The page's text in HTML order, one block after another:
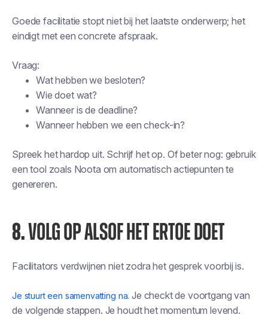
Goede facilitatie stopt niet bij het laatste onderwerp; het
eindigt met een concrete afspraak.
Vraag:
Wat hebben we besloten?
Wie doet wat?
Wanneer is de deadline?
Wanneer hebben we een check-in?
Spreek het hardop uit. Schrijf het op. Of beter nog: gebruik
een tool zoals Noota om automatisch actiepunten te
genereren.
8.VOLG OP ALSOF HET ERTOE DOET
Facilitators verdwijnen niet zodra het gesprek voorbij is.
Je stuurt een samenvatting na. Je checkt de voortgang van
de volgende stappen. Je houdt het momentum levend.